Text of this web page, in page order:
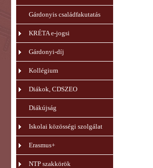
Gárdonyis családfakutatás
KRÉTA e-jogsi
Gárdonyi-díj
Kollégium
Diákok, CDSZEO
Diákújság
Iskolai közösségi szolgálat
Erasmus+
NTP szakkörök